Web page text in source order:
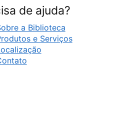
de ajuda?
a Biblioteca
e Serviços